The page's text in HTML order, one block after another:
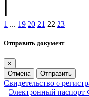
1 ... 19 20 21 22 23
Отправить документ
×
Отмена
Отправить
Свидетельство о
Электронный